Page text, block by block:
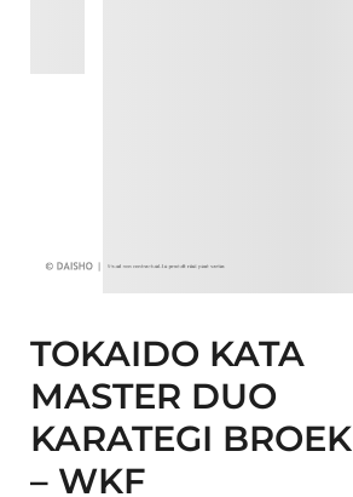
TOKAIDO KATA
MASTER DUO
KARATEGI BROEK
– WKF